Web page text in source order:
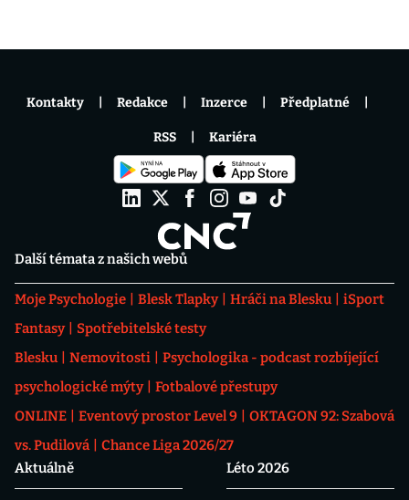
Další témata z našich webů
Moje Psychologie Blesk Tlapky Hráči na Blesku
iSport
Fantasy
Spotřebitelské testy
Blesku
Nemovitosti
Psychologika - podcast rozbíjející
psychologické mýty
Fotbalové přestupy
ONLINE
Eventový prostor Level 9
OKTAGON 92: Szabová
vs. Pudilová
Chance Liga 2026/27
Aktuálně
Léto 2026
Kontakty Redakce Inzerce Předplatné
RSS Kariéra